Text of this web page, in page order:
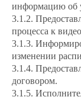
информацию об
3.1.2.
процесса к
3.1.3.
изменении
3.1.4.
договором.
3.1.5.